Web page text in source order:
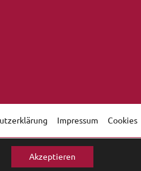
Impressum Cookies
Akzeptieren